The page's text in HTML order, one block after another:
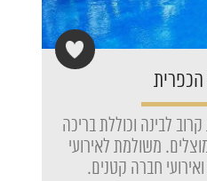
הכפרית
לבינה וכוללת בריכה
משולמת לאירועי
חברה קטנים.